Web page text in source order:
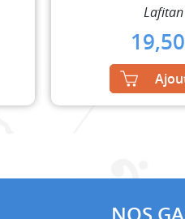
Lafitan
19,50
NOS